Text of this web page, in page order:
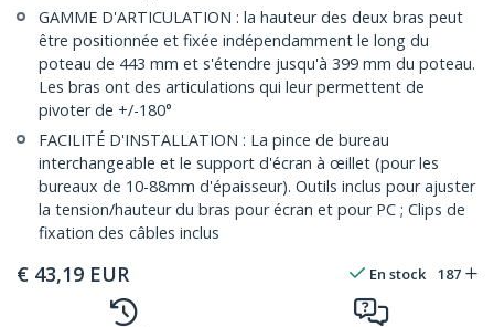
GAMME D'ARTICULATION : la hauteur des deux bras peut
être positionnée et fixée indépendamment le long du
poteau de 443 mm et s'étendre jusqu'à 399 mm du poteau.
Les bras ont des articulations qui leur permettent de
pivoter de +/-180°
FACILITÉ D'INSTALLATION : La pince de bureau
interchangeable et le support d'écran à œillet (pour les
bureaux de 10-88mm d'épaisseur). Outils inclus pour ajuster
la tension/hauteur du bras pour écran et pour PC ; Clips de
fixation des câbles inclus
€ 43,19 EUR En stock 187